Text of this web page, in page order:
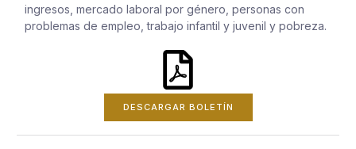
ingresos, mercado laboral por género, personas con
problemas de empleo, trabajo infantil y juvenil y pobreza.
DESCARGAR BOLETÍN